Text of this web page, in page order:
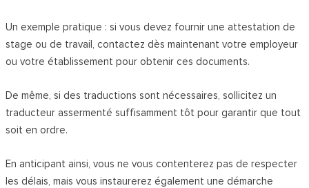
Un exemple pratique : si vous devez fournir une attestation de
stage ou de travail, contactez dès maintenant votre employeur
ou votre établissement pour obtenir ces documents.
De même, si des traductions sont nécessaires, sollicitez un
traducteur assermenté suffisamment tôt pour garantir que tout
soit en ordre.
En anticipant ainsi, vous ne vous contenterez pas de respecter
les délais, mais vous instaurerez également une démarche